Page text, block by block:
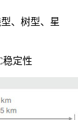
、树型、星
稳定性